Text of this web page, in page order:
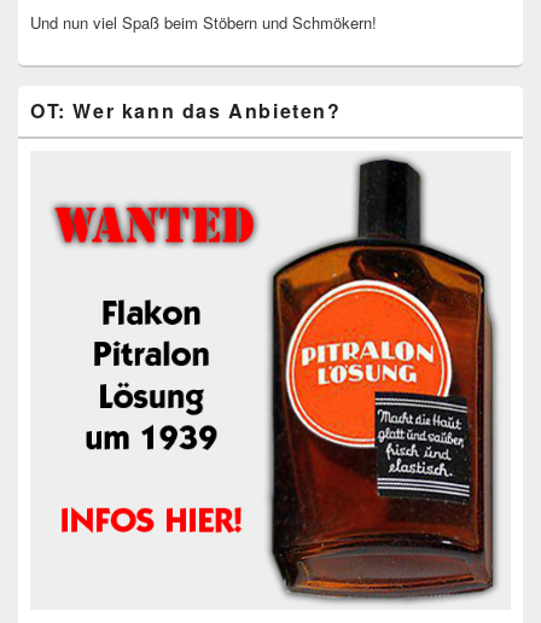
Und nun viel Spaß beim Stöbern und Schmökern!
OT: Wer kann das Anbieten?